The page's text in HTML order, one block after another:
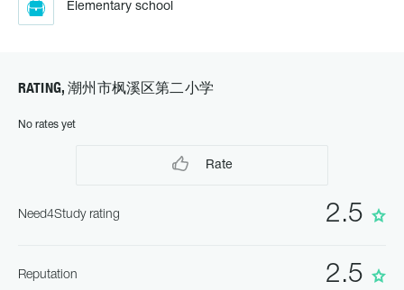
Elementary school
RATING, 潮州市枫溪区第二小学
No rates yet
Rate
2.5
Need4Study rating
2.5
Reputation